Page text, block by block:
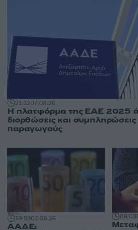
21:1207.08.26
Η πλατφόρμα της ΕΑΕ 2025
διορθώσεις και
παραγωγούς
19:5207.08.26
ΑΑΔΕ:
09:03